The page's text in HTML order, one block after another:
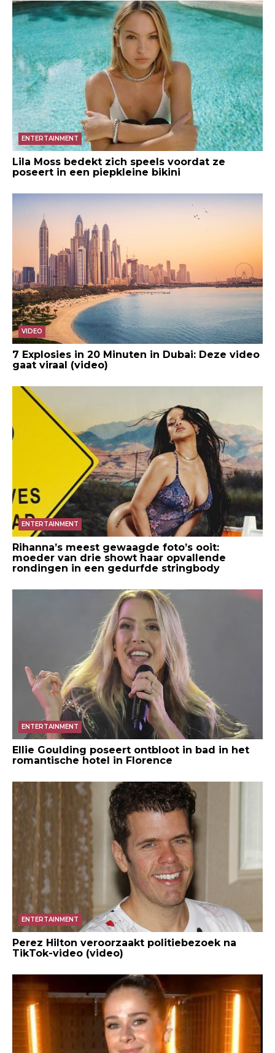
ENTERTAINMENT
Lila Moss bedekt zich speels voordat ze
poseert in een piepkleine bikini
VIDEO
7 Explosies in 20 Minuten in Dubai: Deze video
gaat viraal (video)
ENTERTAINMENT
Rihanna’s meest gewaagde foto’s ooit:
moeder van drie showt haar opvallende
rondingen in een gedurfde stringbody
ENTERTAINMENT
Ellie Goulding poseert ontbloot in bad in het
romantische hotel in Florence
ENTERTAINMENT
Perez Hilton veroorzaakt politiebezoek na
TikTok-video (video)